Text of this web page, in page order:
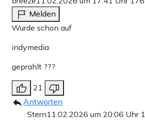
Melden
Wurde schon auf
indymedia
geprahlt ???
21
Antworten
Stern11.02.2026 um 20:06 Uhr